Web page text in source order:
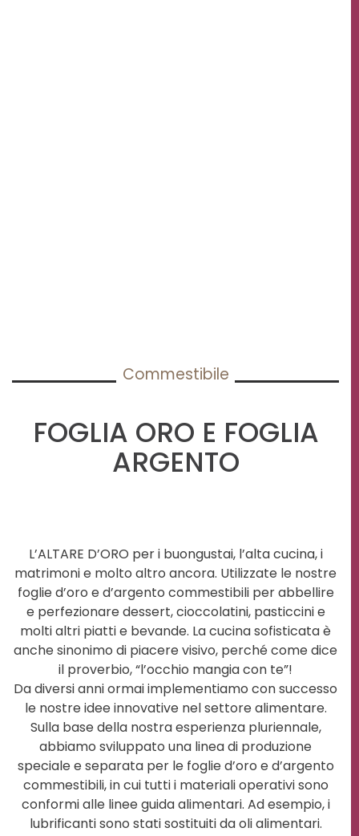
Commestibile
FOGLIA ORO E FOGLIA
ARGENTO
L’ALTARE D’ORO per i buongustai, l’alta cucina, i
matrimoni e molto altro ancora. Utilizzate le nostre
foglie d’oro e d’argento commestibili per abbellire
e perfezionare dessert, cioccolatini, pasticcini e
molti altri piatti e bevande. La cucina sofisticata è
anche sinonimo di piacere visivo, perché come dice
il proverbio, “l’occhio mangia con te”!
Da diversi anni ormai implementiamo con successo
le nostre idee innovative nel settore alimentare.
Sulla base della nostra esperienza pluriennale,
abbiamo sviluppato una linea di produzione
speciale e separata per le foglie d’oro e d’argento
commestibili, in cui tutti i materiali operativi sono
conformi alle linee guida alimentari. Ad esempio, i
lubrificanti sono stati sostituiti da oli alimentari.